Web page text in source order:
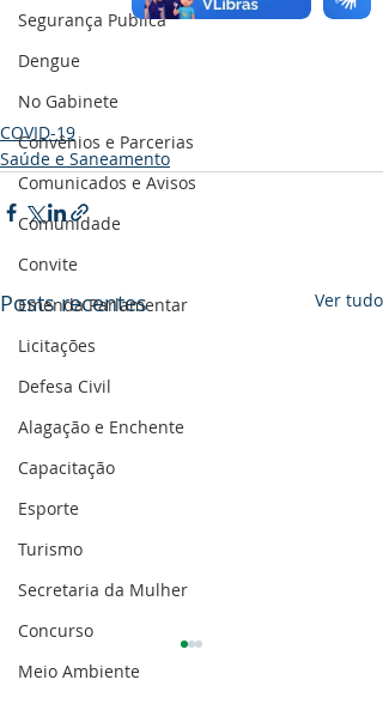
Segurança Publica
Dengue
No Gabinete
Convênios e Parcerias
Comunicados e Avisos
Comunidade
Convite
Emenda Parlamentar
Licitações
Defesa Civil
Alagação e Enchente
Capacitação
Esporte
Turismo
Secretaria da Mulher
Concurso
Meio Ambiente
COVID-19
Saúde e Saneamento
Posts recentes Ver tudo